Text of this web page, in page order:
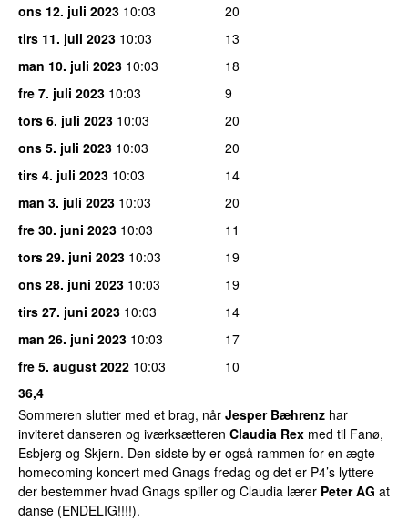
ons 12. juli 2023 10:03
20
tirs 11. juli 2023 10:03
13
man 10. juli 2023 10:03
18
fre 7. juli 2023 10:03
9
tors 6. juli 2023 10:03
20
ons 5. juli 2023 10:03
20
tirs 4. juli 2023 10:03
14
man 3. juli 2023 10:03
20
fre 30. juni 2023 10:03
11
tors 29. juni 2023 10:03
19
ons 28. juni 2023 10:03
19
tirs 27. juni 2023 10:03
14
man 26. juni 2023 10:03
17
fre 5. august 2022 10:03
10
36,4
Sommeren slutter med et brag, når Jesper Bæhrenz har
inviteret danseren og iværksætteren Claudia Rex med til Fanø,
Esbjerg og Skjern. Den sidste by er også rammen for en ægte
homecoming koncert med Gnags fredag og det er P4’s lyttere
der bestemmer hvad Gnags spiller og Claudia lærer Peter AG at
danse (ENDELIG!!!!).